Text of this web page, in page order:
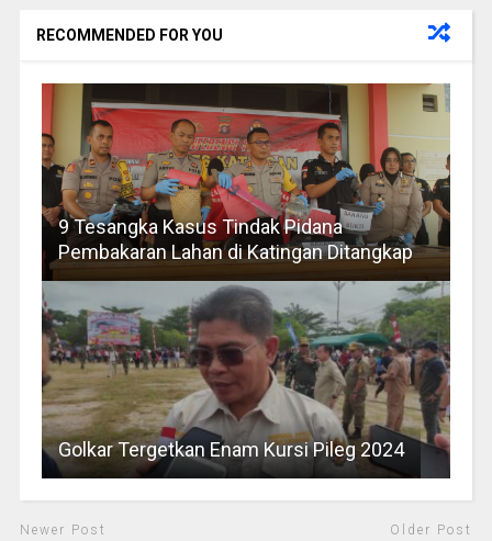
RECOMMENDED FOR YOU
9 Tesangka Kasus Tindak Pidana
Pembakaran Lahan di Katingan Ditangkap
Golkar Tergetkan Enam Kursi Pileg 2024
Newer Post Older Post